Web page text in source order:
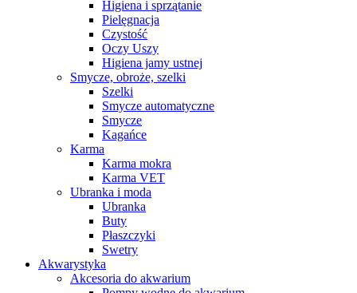
Higiena i sprzątanie
Pielęgnacja
Czystość
Oczy Uszy
Higiena jamy ustnej
Smycze, obroże, szelki
Szelki
Smycze automatyczne
Smycze
Kagańce
Karma
Karma mokra
Karma VET
Ubranka i moda
Ubranka
Buty
Płaszczyki
Swetry
Akwarystyka
Akcesoria do akwarium